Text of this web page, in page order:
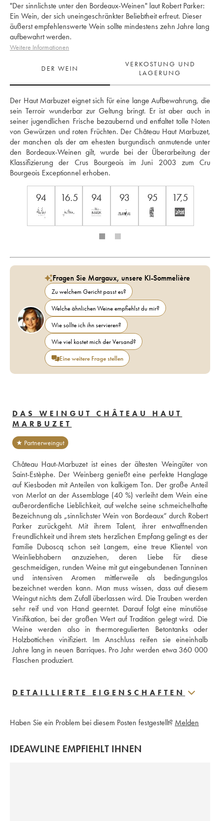
"Der sinnlichste unter den Bordeaux-Weinen" laut Robert Parker:
Ein Wein, der sich uneingeschränkter Beliebtheit erfreut. Dieser
äußerst empfehlenswerte Wein sollte mindestens zehn Jahre lang
aufbewahrt werden.
Weitere Informationen
DER WEIN
VERKOSTUNG UND
LAGERUNG
Der Haut Marbuzet eignet sich für eine lange Aufbewahrung, die
sein Terroir wunderbar zur Geltung bringt. Er ist aber auch in
seiner jugendlichen Frische bezaubernd und entfaltet tolle Noten
von Gewürzen und roten Früchten. Der Château Haut Marbuzet,
der manchen als der am ehesten burgundisch anmutende unter
den Bordeaux-Weinen gilt, wurde bei der Überarbeitung der
Klassifizierung der Crus Bourgeois im Juni 2003 zum Cru
Bourgeois Exceptionnel erhoben.
94 16.5 94 93 95 17,5
Fragen Sie Margaux, unsere KI-Sommelière
Zu welchem Gericht passt es?
Welche ähnlichen Weine empfiehlst du mir?
Wie sollte ich ihn servieren?
Wie viel kostet mich der Versand?
Eine weitere Frage stellen
DAS WEINGUT CHÂTEAU HAUT
MARBUZET
★ Partnerweingut
Château Haut-Marbuzet ist eines der ältesten Weingüter von
Saint-Estèphe. Der Weinberg genießt eine perfekte Hanglage
auf Kiesboden mit Anteilen von kalkigem Ton. Der große Anteil
von Merlot an der Assemblage (40 %) verleiht dem Wein eine
außerordentliche Lieblichkeit, auf welche seine schmeichelhafte
Bezeichnung als „sinnlichster Wein von Bordeaux“ durch Robert
Parker zurückgeht. Mit ihrem Talent, ihrer entwaffnenden
Freundlichkeit und ihrem stets herzlichen Empfang gelingt es der
Familie Duboscq schon seit Langem, eine treue Klientel von
Weinliebhabern anzuziehen, deren Liebe für diese
geschmeidigen, runden Weine mit gut eingebundenen Tanninen
und intensiven Aromen mittlerweile als bedingungslos
bezeichnet werden kann. Man muss wissen, dass auf diesem
Weingut nichts dem Zufall überlassen wird. Die Trauben werden
sehr reif und von Hand geerntet. Darauf folgt eine minutiöse
Vinifikation, bei der großen Wert auf Tradition gelegt wird. Die
Weine werden also in thermoregulierten Betontanks oder
Holzbottichen vinifiziert. Im Anschluss reifen sie eineinhalb
Jahre lang in neuen Barriques. Pro Jahr werden etwa 360 000
Flaschen produziert.
DETAILLIERTE EIGENSCHAFTEN
Haben Sie ein Problem bei diesem Posten festgestellt? Melden
IDEAWLINE EMPFIEHLT IHNEN